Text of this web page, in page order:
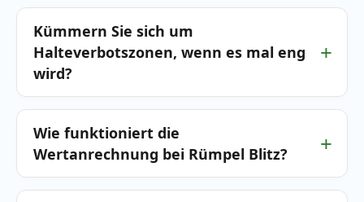
Kümmern Sie sich um
Halteverbotszonen, wenn es mal eng
wird?
Wie funktioniert die
Wertanrechnung bei Rümpel Blitz?